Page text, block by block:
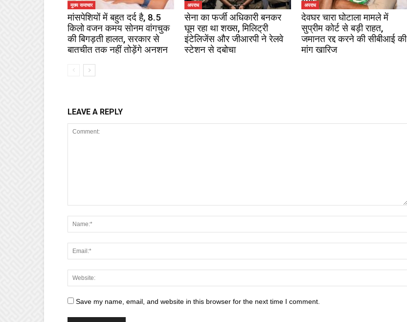
मुख्य समाचार
मांसपेशियों में बहुत दर्द है, 8.5
किलो वजन कमय सोनम वांगचुक
की बिगड़ती हालत, सरकार से
बातचीत तक नहीं तोड़ेंगे अनशन
अपराध
सेना का फर्जी अधिकारी बनकर
घूम रहा था शख्स, मिलिट्री
इंटेलिजेंस और जीआरपी ने रेलवे
स्टेशन से दबोचा
अपराध
देवघर चारा घोटाला मामले में
सुप्रीम कोर्ट से बड़ी राहत,
जमानत रद्द करने की सीबीआई की
मांग खारिज
LEAVE A REPLY
Save my name, email, and website in this browser for the next time I comment.